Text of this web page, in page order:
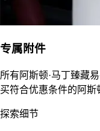
专属附件
所有阿斯顿·马丁臻藏
买符合优惠条件的阿斯
探索细节